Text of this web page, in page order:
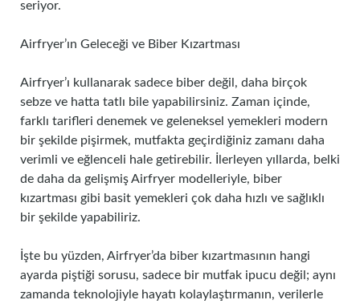
seriyor.
Airfryer’ın Geleceği ve Biber Kızartması
Airfryer’ı kullanarak sadece biber değil, daha birçok
sebze ve hatta tatlı bile yapabilirsiniz. Zaman içinde,
farklı tarifleri denemek ve geleneksel yemekleri modern
bir şekilde pişirmek, mutfakta geçirdiğiniz zamanı daha
verimli ve eğlenceli hale getirebilir. İlerleyen yıllarda, belki
de daha da gelişmiş Airfryer modelleriyle, biber
kızartması gibi basit yemekleri çok daha hızlı ve sağlıklı
bir şekilde yapabiliriz.
İşte bu yüzden, Airfryer’da biber kızartmasının hangi
ayarda piştiği sorusu, sadece bir mutfak ipucu değil; aynı
zamanda teknolojiyle hayatı kolaylaştırmanın, verilerle